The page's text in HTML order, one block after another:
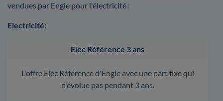
vendues par Engie pour l'électricité :
Electricité:
Elec Référence 3 ans
L'offre Elec Référence d'Engie avec une part fixe qui
n'évolue pas pendant 3 ans.